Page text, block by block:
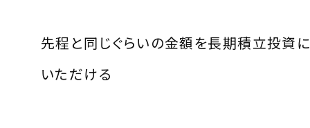
先程と同じぐらいの金額を長期積立投資
いただける